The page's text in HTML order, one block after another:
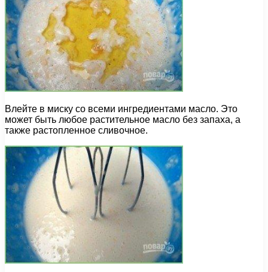
Влейте в миску со всеми ингредиентами масло. Это
может быть любое растительное масло без запаха, а
также растопленное сливочное.